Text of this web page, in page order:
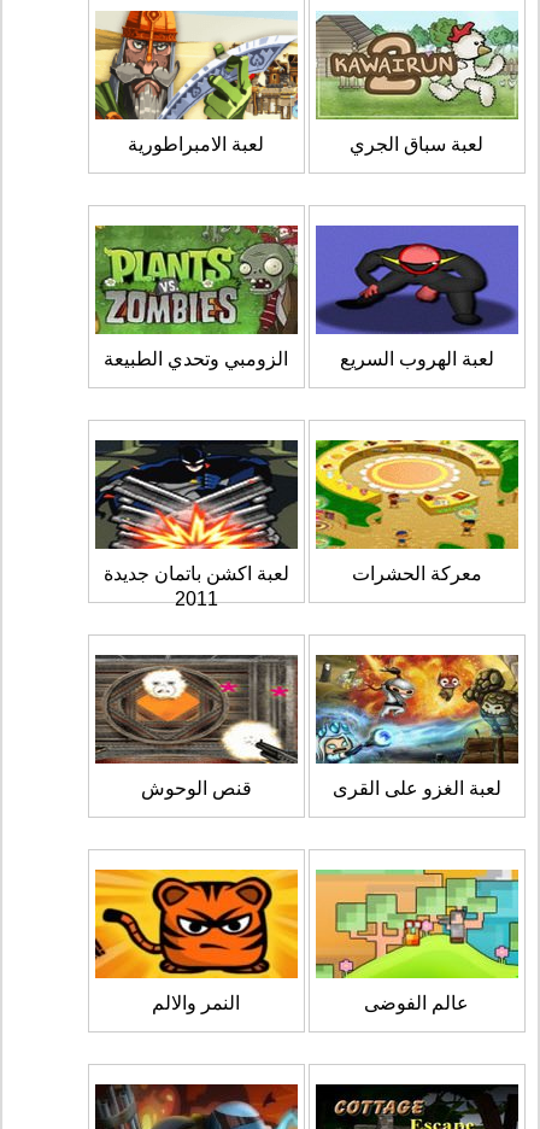
لعبة سباق الجري لعبة الامبراطورية
لعبة الهروب السريع الزومبي وتحدي الطبيعة
معركة الحشرات
لعبة اكشن باتمان جديدة
2011
لعبة الغزو على القرى قنص الوحوش
عالم الفوضى النمر والالم